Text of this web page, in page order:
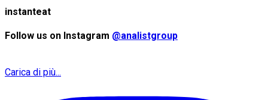
instanteat
Follow us on Instagram @analistgroup
Carica di più...